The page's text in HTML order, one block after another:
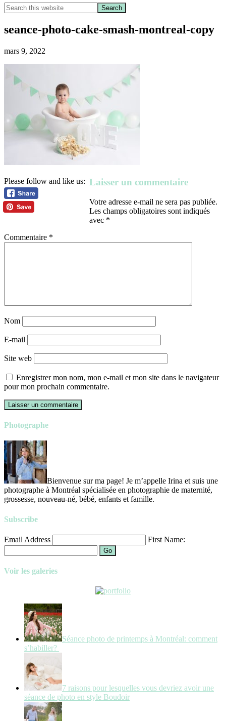
seance-photo-cake-smash-montreal-copy
mars 9, 2022
Please follow and like us: Laisser un commentaire
Votre adresse e-mail ne sera pas publiée.
Les champs obligatoires sont indiqués
avec *
Commentaire *
Nom
E-mail
Site web
Enregistrer mon nom, mon e-mail et mon site dans le navigateur
pour mon prochain commentaire.
Photographe
Bienvenue sur ma page! Je m’appelle Irina et suis une
photographe à Montréal spécialisée en photographie de maternité,
grossesse, nouveau-né, bébé, enfants et famille.
Subscribe
Email Address First Name:
Go
Voir les galeries
Séance photo de printemps à Montréal: comment
s’habiller?
7 raisons pour lesquelles vous devriez avoir une
séance de photo en style Boudoir